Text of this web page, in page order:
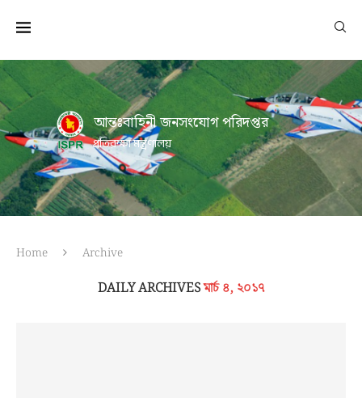
আন্তঃবাহিনী জনসংযোগ পরিদপ্তর
প্রতিরক্ষা মন্ত্রণালয়
Home Archive
DAILY ARCHIVESমার্চ ৪, ২০১৭